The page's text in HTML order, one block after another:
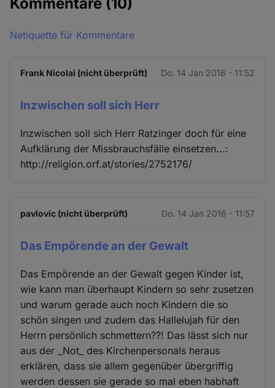
Netiquette für Kommentare
Frank Nicolai (nicht überprüft) Do. 14 Jan 2016 - 11:52
Inzwischen soll sich Herr
Inzwischen soll sich Herr Ratzinger doch für eine
Aufklärung der Missbrauchsfälle einsetzen...:
http://religion.orf.at/stories/2752176/
pavlovic (nicht überprüft) Do. 14 Jan 2016 - 11:57
Das Empörende an der Gewalt
Das Empörende an der Gewalt gegen Kinder ist,
wie kann man überhaupt Kindern so sehr zusetzen
und warum gerade auch noch Kindern die so
schön singen und zudem das Hallelujah für den
Herrn persönlich schmettern??! Das lässt sich nur
aus der _Not_ des Kirchenpersonals heraus
erklären, dass sie allem gegenüber übergriffig
werden dessen sie gerade so mal eben habhaft